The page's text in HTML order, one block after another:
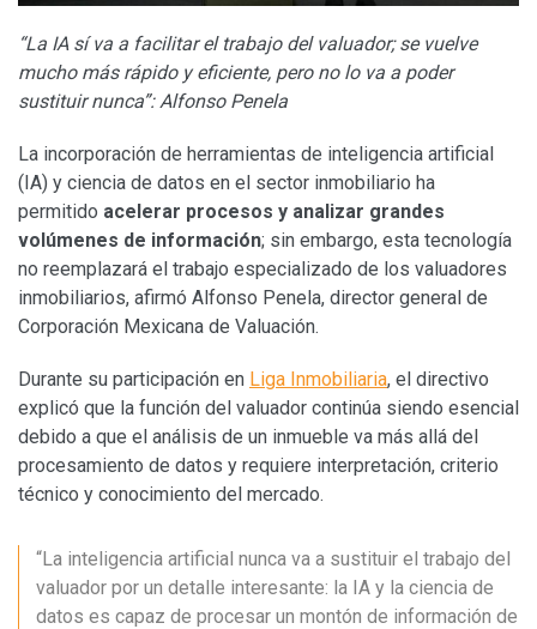
“La IA sí va a facilitar el trabajo del valuador; se vuelve
mucho más rápido y eficiente, pero no lo va a poder
sustituir nunca”: Alfonso Penela
La incorporación de herramientas de inteligencia artificial
(IA) y ciencia de datos en el sector inmobiliario ha
permitido acelerar procesos y analizar grandes
volúmenes de información; sin embargo, esta tecnología
no reemplazará el trabajo especializado de los valuadores
inmobiliarios, afirmó Alfonso Penela, director general de
Corporación Mexicana de Valuación.
Durante su participación en Liga Inmobiliaria, el directivo
explicó que la función del valuador continúa siendo esencial
debido a que el análisis de un inmueble va más allá del
procesamiento de datos y requiere interpretación, criterio
técnico y conocimiento del mercado.
“La inteligencia artificial nunca va a sustituir el trabajo del
valuador por un detalle interesante: la IA y la ciencia de
datos es capaz de procesar un montón de información de